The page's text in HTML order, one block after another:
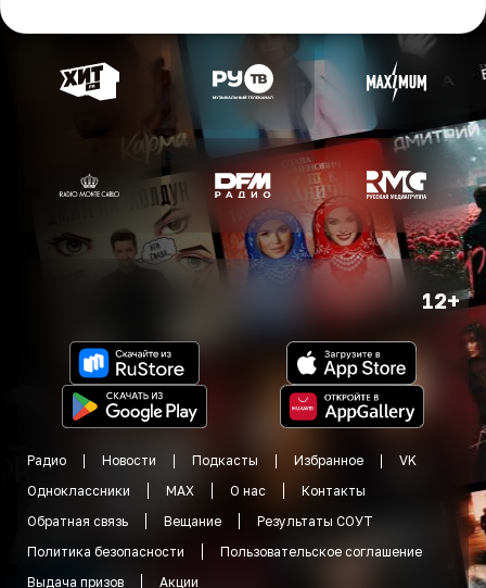
12+
Радио Новости Подкасты Избранное
VK
Одноклассники
MAX О нас
Контакты
Обратная связь
Вещание
Результаты СОУТ
Политика безопасности
Пользовательское соглашение
Выдача призов
Акции